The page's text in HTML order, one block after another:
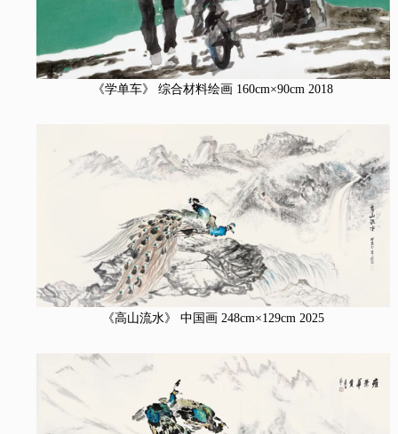
《学单车》 综合材料绘画 160cm×90cm 2018
《高山流水》 中国画 248cm×129cm 2025